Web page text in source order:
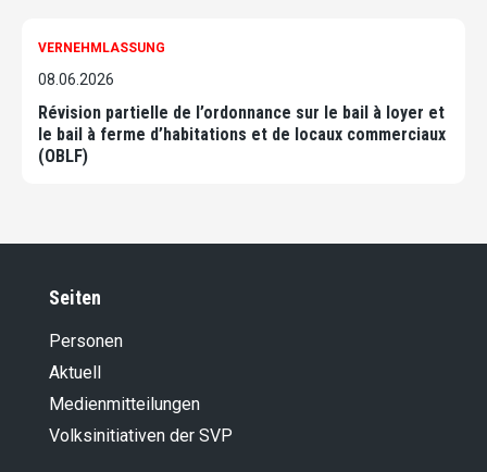
VERNEHMLASSUNG
08.06.2026
Révision partielle de l’ordonnance sur le bail à loyer et
le bail à ferme d’habitations et de locaux commerciaux
(OBLF)
Seiten
Personen
Aktuell
Medienmitteilungen
Volksinitiativen der SVP